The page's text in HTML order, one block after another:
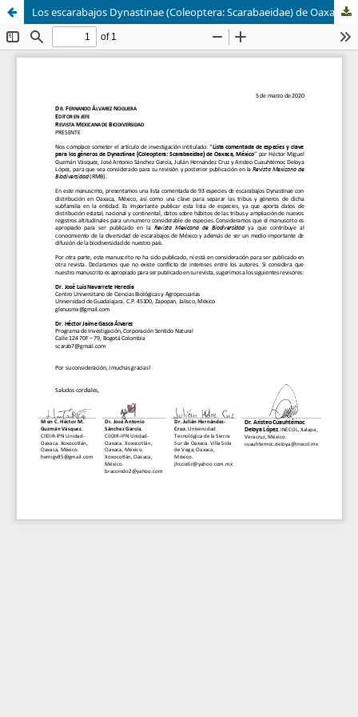
Los escarabajos Dynastinae (Coleoptera: Scarabaeidae) de Oaxaca, México: lista actualizada de especies y análisis de su distribución